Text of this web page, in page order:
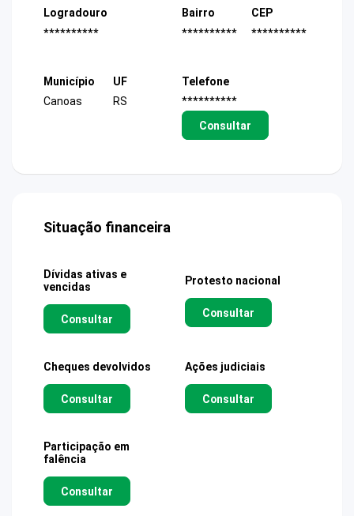
Logradouro
**********
Bairro
**********
CEP
**********
Município
Canoas
UF
RS
Telefone
**********
Consultar
Situação financeira
Dívidas ativas e
vencidas
Consultar
Protesto nacional
Consultar
Cheques devolvidos
Consultar
Ações judiciais
Consultar
Participação em
falência
Consultar